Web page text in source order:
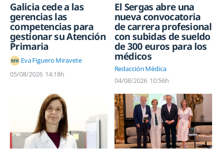
Galicia cede a las
gerencias las
competencias para
gestionar su Atención
Primaria
Eva Figuero Miravete
05/08/2026 14:18h
El Sergas abre una
nueva convocatoria
de carrera profesional
con subidas de sueldo
de 300 euros para los
médicos
Redacción Médica
04/08/2026 10:56h